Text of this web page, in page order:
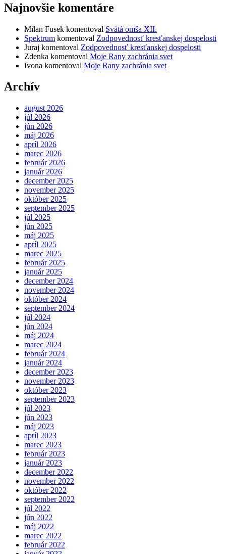
Najnovšie komentáre
Milan Fusek komentoval Svätá omša XII.
Spektrum komentoval Zodpovednosť kresťanskej dospelosti
Juraj komentoval Zodpovednosť kresťanskej dospelosti
Zdenka komentoval Moje Rany zachránia svet
Ivona komentoval Moje Rany zachránia svet
Archív
august 2026
júl 2026
jún 2026
máj 2026
apríl 2026
marec 2026
február 2026
január 2026
december 2025
november 2025
október 2025
september 2025
júl 2025
jún 2025
máj 2025
apríl 2025
marec 2025
február 2025
január 2025
december 2024
november 2024
október 2024
september 2024
júl 2024
jún 2024
máj 2024
marec 2024
február 2024
január 2024
december 2023
november 2023
október 2023
september 2023
júl 2023
jún 2023
máj 2023
apríl 2023
marec 2023
február 2023
január 2023
december 2022
november 2022
október 2022
september 2022
júl 2022
jún 2022
máj 2022
marec 2022
február 2022